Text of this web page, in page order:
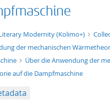
Modernity (Kolimo+)
der mechanischen
Über die Anwendung der
auf die Dampfmaschine